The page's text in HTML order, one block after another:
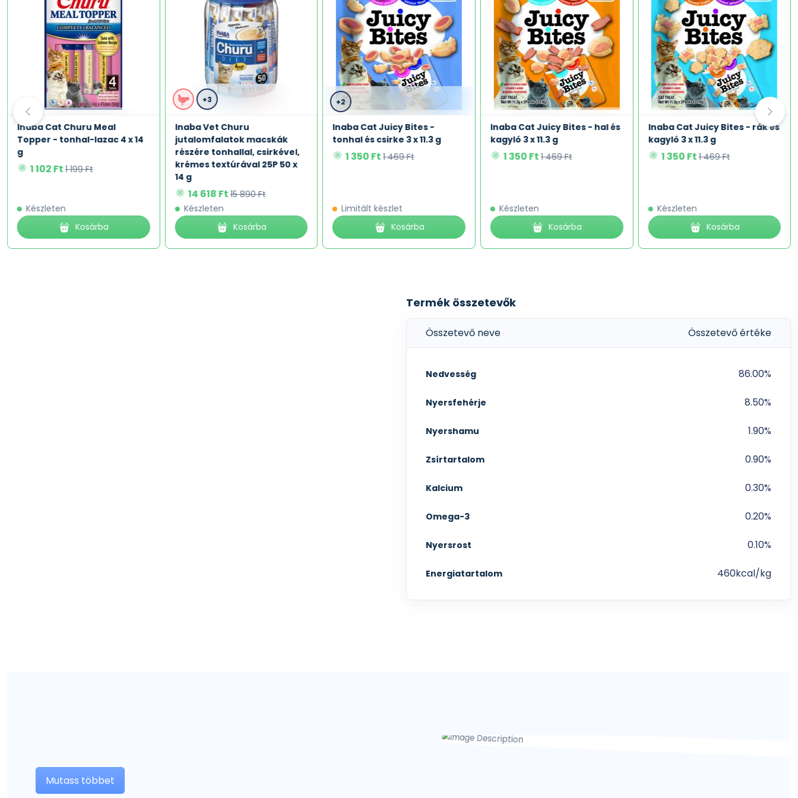
Inaba Cat Churu Meal
Topper - tonhal-lazac 4 x 14
g
1 102 Ft1 199 Ft
Készleten
Kosárba
+3
Inaba Vet Churu
jutalomfalatok macskák
részére tonhallal, csirkével,
krémes textúrával 25P 50 x
14 g
14 618 Ft15 890 Ft
Készleten
Kosárba
+2
Inaba Cat Juicy Bites -
tonhal és csirke 3 x 11.3 g
1 350 Ft1 469 Ft
Limitált készlet
Kosárba
Inaba Cat Juicy Bites - hal és
kagyló 3 x 11.3 g
1 350 Ft1 469 Ft
Készleten
Kosárba
Inaba Cat Juicy Bites - rák és
kagyló 3 x 11.3 g
1 350 Ft1 469 Ft
Készleten
Kosárba
Termék összetevők
Összetevő neve Összetevő értéke
Nedvesség 86.00%
Nyersfehérje 8.50%
Nyershamu 1.90%
Zsírtartalom 0.90%
Kalcium 0.30%
Omega-3 0.20%
Nyersrost 0.10%
Energiatartalom 460kcal/kg
Mutass többet